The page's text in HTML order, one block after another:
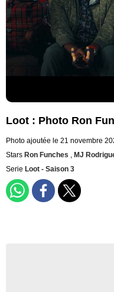
Loot : Photo Ron
Photo ajoutée le 21 novembre
Stars Ron Funches , MJ
Serie Loot - Saison 3